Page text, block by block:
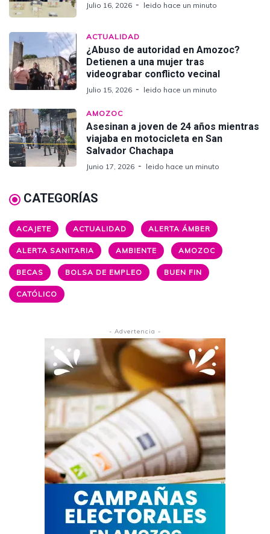
Julio 16, 2026 leido hace un minuto
ACTUALIDAD
¿Abuso de autoridad en Amozoc?
Detienen a una mujer tras
videograbar conflicto vecinal
Julio 15, 2026 leido hace un minuto
AMOZOC
Asesinan a joven de 24 años mientras
viajaba en motocicleta en San
Salvador Chachapa
Junio 17, 2026 leido hace un minuto
CATEGORÍAS
ACAJETE ACTUALIDAD ALERTA ÁMBER
ALERTA SANITARIA AMBIENTE AMOZOC
BECAS BOLSA DE EMPLEO BUEN FIN
CATÓLICO
- Advertencia -